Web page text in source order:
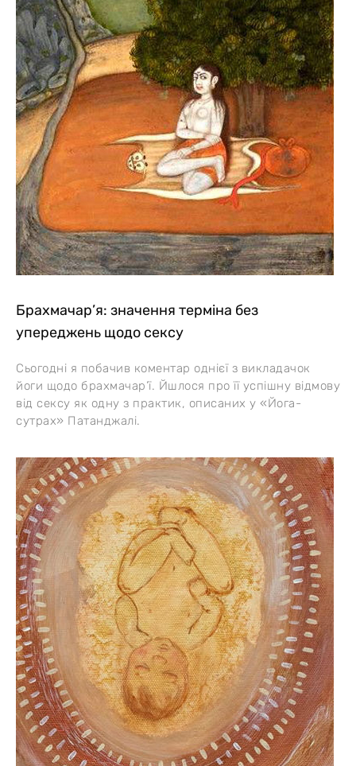
Брахмачар’я: значення терміна без
упереджень щодо сексу
Сьогодні я побачив коментар однієї з викладачок
йоги щодо брахмачар’ї. Йшлося про її успішну відмову
від сексу як одну з практик, описаних у «Йога-
сутрах» Патанджалі.